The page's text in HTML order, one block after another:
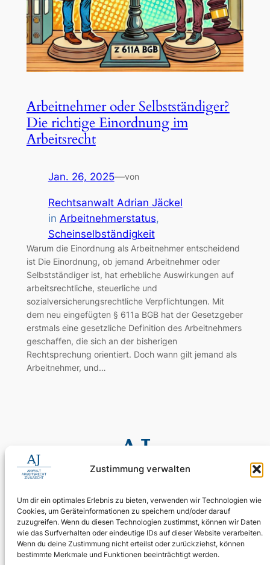
Zustimmung verwalten
Um dir ein optimales Erlebnis zu bieten, verwenden wir Technologien wie
Cookies, um Geräteinformationen zu speichern und/oder darauf
zuzugreifen. Wenn du diesen Technologien zustimmst, können wir Daten
wie das Surfverhalten oder eindeutige IDs auf dieser Website verarbeiten.
Wenn du deine Zustimmung nicht erteilst oder zurückziehst, können
bestimmte Merkmale und Funktionen beeinträchtigt werden.
Arbeitnehmer oder Selbstständiger?
Die richtige Einordnung im
Arbeitsrecht
Jan. 26, 2025—von
Rechtsanwalt Adrian Jäckel
in Arbeitnehmerstatus
Scheinselbständigkeit
Warum die Einordnung als Arbeitnehmer entscheidend
ist Die Einordnung, ob jemand Arbeitnehmer oder
Selbstständiger ist, hat erhebliche Auswirkungen auf
arbeitsrechtliche, steuerliche und
sozialversicherungsrechtliche Verpflichtungen. Mit
dem neu eingefügten § 611a BGB hat der Gesetzgeber
erstmals eine gesetzliche Definition des Arbeitnehmers
geschaffen, die sich an der bisherigen
Rechtsprechung orientiert. Doch wann gilt jemand als
Arbeitnehmer, und…
0155 60 11 80 35
Digitale Assistenz: 030 4397 9215 90
24/7 erreichbar: Ihr Anliegen wird zuverlässig aufgenommen.
WhatsApp Business